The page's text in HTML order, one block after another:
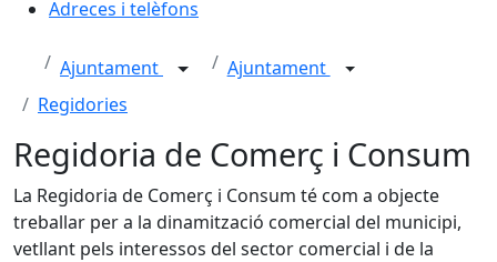
Adreces i telèfons
Ajuntament
Ajuntament
Regidories
Regidoria de Comerç i Consum
La Regidoria de Comerç i Consum té com a objecte
treballar per a la dinamització comercial del municipi,
vetllant pels interessos del sector comercial i de la